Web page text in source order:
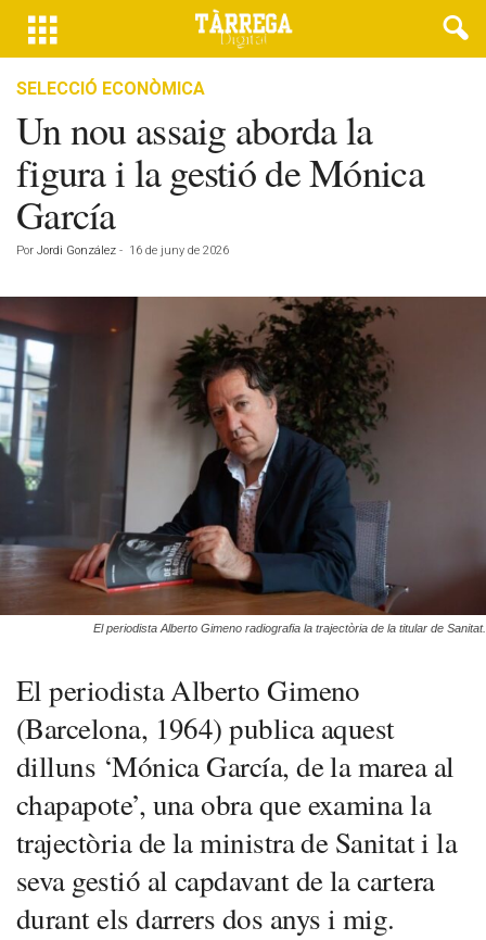
SELECCIÓ ECONÒMICA
Un nou assaig aborda la
figura i la gestió de Mónica
García
Por Jordi González - 16 de juny de 2026
El periodista Alberto Gimeno radiografia la trajectòria de la titular de Sanitat.
El periodista Alberto Gimeno
(Barcelona, 1964) publica aquest
dilluns ‘Mónica García, de la marea al
chapapote’, una obra que examina la
trajectòria de la ministra de Sanitat i la
seva gestió al capdavant de la cartera
durant els darrers dos anys i mig.